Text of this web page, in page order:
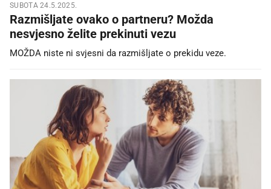
SUBOTA 24.5.2025.
Razmišljate ovako o partneru? Možda
nesvjesno želite prekinuti vezu
MOŽDA niste ni svjesni da razmišljate o prekidu veze.